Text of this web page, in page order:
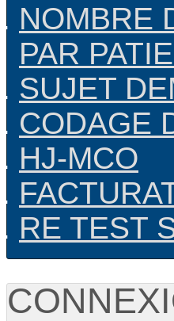
NOMBRE
PAR
SUJET
CODAGE
HJ-MCO
RE TEST